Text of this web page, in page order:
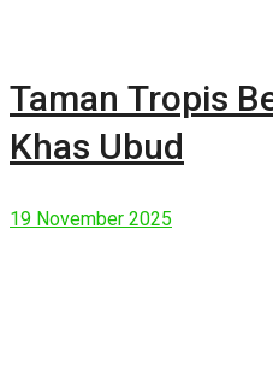
Taman Tropis
Khas Ubud
19 November 2025